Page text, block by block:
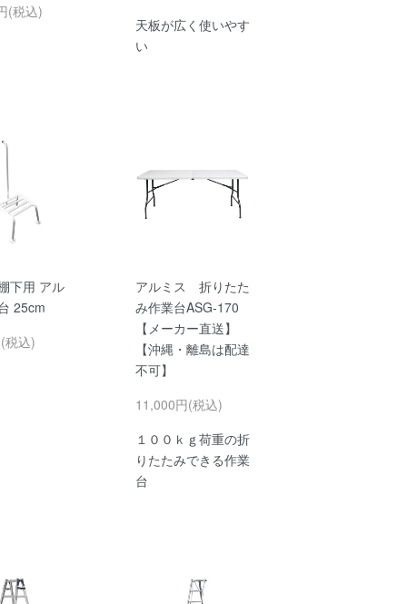
(税込)
天板が広く使いやす
い
下用 アル
25cm
税込)
アルミス 折りたた
み作業台ASG-170
【メーカー直送】
【沖縄・離島は配達
不可】
11,000円(税込)
１００ｋｇ荷重の折
りたたみできる作業
台